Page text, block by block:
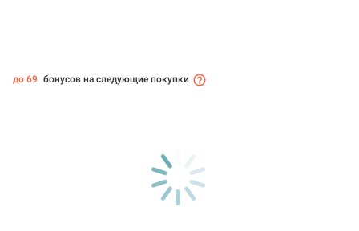
до 69 бонусов на следующие покупки